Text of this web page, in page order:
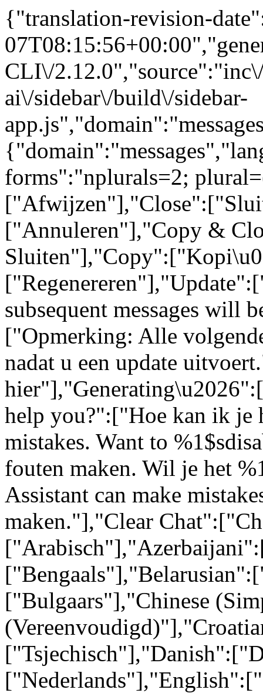
{"translation-revision-
CLI\/
ai\/sidebar\/build\/sidebar-
forms":"nplurals=2;
["Annuleren"],"Copy &
subsequent messages will
["Opmerking: Alle
nadat u een update
help you?":["Hoe kan ik je
mistakes. Want to
fouten maken. Wil je het
Assistant can make
maken."],"Clear
["Bulgaars"],"Chinese